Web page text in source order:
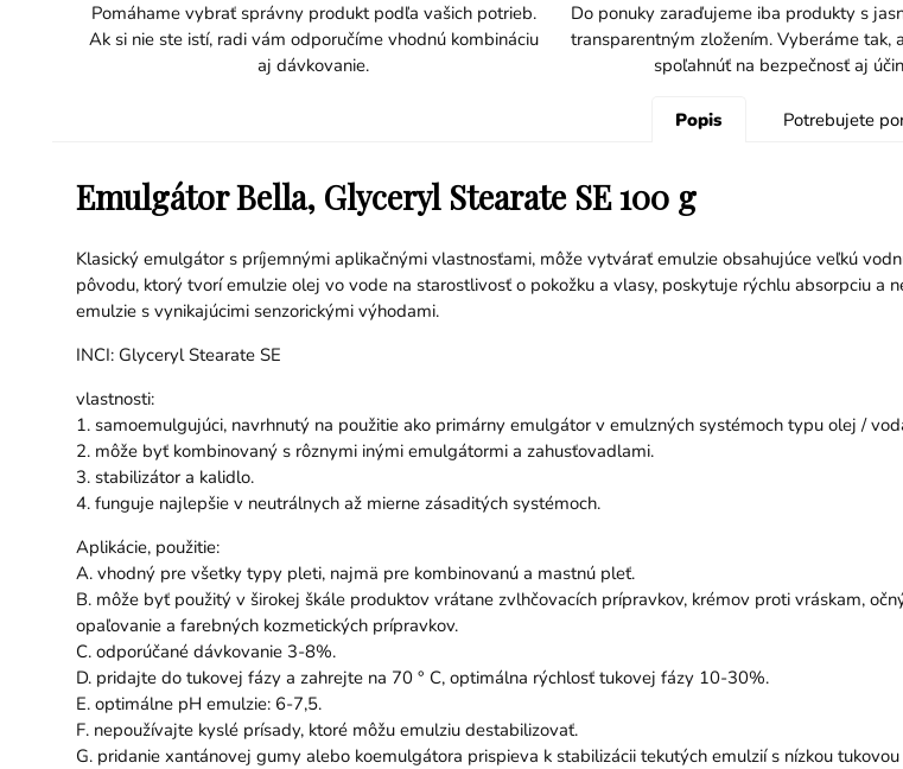
Pomáhame vybrať správny produkt podľa vašich potrieb.
Ak si nie ste istí, radi vám odporučíme vhodnú kombináciu
aj dávkovanie.
Do ponuky zaraďujeme iba produkty s
transparentným zložením. Vyberáme tak,
spoľahnúť na bezpečnosť aj
Popis Potrebujete
Emulgátor Bella, Glyceryl Stearate SE 100 g
Klasický emulgátor s príjemnými aplikačnými vlastnosťami, môže vytvárať emulzie obsahujúce veľkú
pôvodu, ktorý tvorí emulzie olej vo vode na starostlivosť o pokožku a vlasy, poskytuje rýchlu absorpciu a
emulzie s vynikajúcimi senzorickými výhodami.
INCI: Glyceryl Stearate SE
vlastnosti:
1. samoemulgujúci, navrhnutý na použitie ako primárny emulgátor v emulzných systémoch typu olej /
2. môže byť kombinovaný s rôznymi inými emulgátormi a zahusťovadlami.
3. stabilizátor a kalidlo.
4. funguje najlepšie v neutrálnych až mierne zásaditých systémoch.
Aplikácie, použitie:
A. vhodný pre všetky typy pleti, najmä pre kombinovanú a mastnú pleť.
B. môže byť použitý v širokej škále produktov vrátane zvlhčovacích prípravkov, krémov proti vráskam,
opaľovanie a farebných kozmetických prípravkov.
C. odporúčané dávkovanie 3-8%.
D. pridajte do tukovej fázy a zahrejte na 70 ° C, optimálna rýchlosť tukovej fázy 10-30%.
E. optimálne pH emulzie: 6-7,5.
F. nepoužívajte kyslé prísady, ktoré môžu emulziu destabilizovať.
G. pridanie xantánovej gumy alebo koemulgátora prispieva k stabilizácii tekutých emulzií s nízkou tukovou